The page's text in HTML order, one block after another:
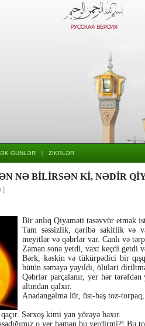
GÜNLƏR ZİKRLƏR
NƏ BİLİRSƏN Kİ, NƏDİR
]
Bir anlıq Qiyaməti təsəvvür etmək
Tam səssizlik, qəribə sakitlik və
meyitlər və qəbrlər var. Canlı və
Zaman sona yetdi, vaxt keçdi getdi
Bərk, kəskin və tükürpədici bir
bütün səmaya yayıldı, ölüləri
Qəbrlər parçalanır, yer hər tərəfdən
altından qalxır.
Anadangəlmə lüt, üst-baş toz-torpaq,
Sərxoş kimi yan yörəyə baxır.
o yer həmən bu yerdirmi?! Bu